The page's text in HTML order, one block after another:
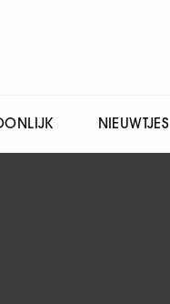
NIEUWTJES